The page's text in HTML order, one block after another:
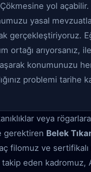
yol açabilir.
yasal
gerçekleştiriyoruz.
ortağı arıyorsanız,
konumunuzu
problemi tarihe
veya
gerektiren Belek
filomuz ve sertifikalı
eden kadromuz,